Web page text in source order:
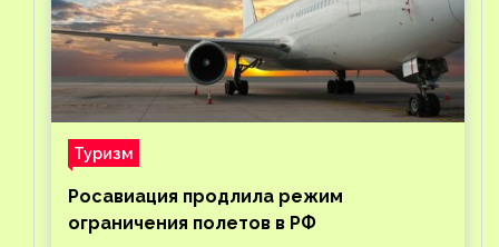
Туризм
Росавиация продлила режим
ограничения полетов в РФ